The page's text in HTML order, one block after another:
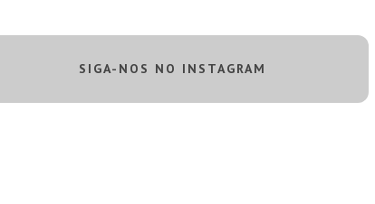
SIGA-NOS NO INSTAGRAM